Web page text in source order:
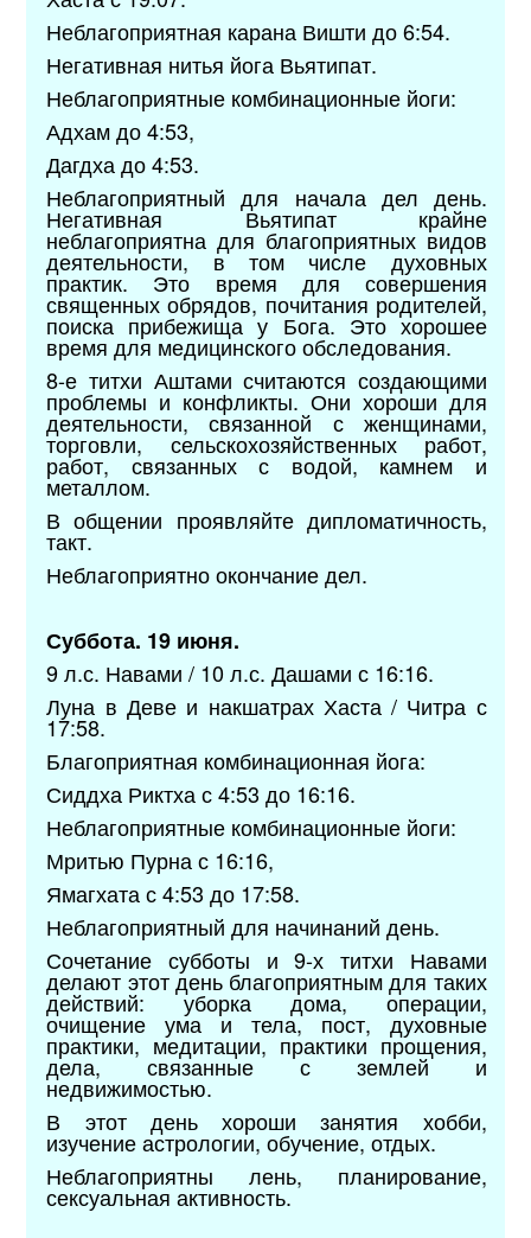
Неблагоприятная карана Вишти до 6:54.
Негативная нитья йога Вьятипат.
Неблагоприятные комбинационные йоги:
Адхам до 4:53,
Дагдха до 4:53.
Неблагоприятный для начала дел день.
Негативная Вьятипат крайне
неблагоприятна для благоприятных видов
деятельности, в том числе духовных
практик. Это время для совершения
священных обрядов, почитания родителей,
поиска прибежища у Бога. Это хорошее
время для медицинского обследования.
8-е титхи Аштами считаются создающими
проблемы и конфликты. Они хороши для
деятельности, связанной с женщинами,
торговли, сельскохозяйственных работ,
работ, связанных с водой, камнем и
металлом.
В общении проявляйте дипломатичность,
такт.
Неблагоприятно окончание дел.
Суббота. 19 июня.
9 л.с. Навами / 10 л.с. Дашами с 16:16.
Луна в Деве и накшатрах Хаста / Читра с
17:58.
Благоприятная комбинационная йога:
Сиддха Риктха с 4:53 до 16:16.
Неблагоприятные комбинационные йоги:
Мритью Пурна с 16:16,
Ямагхата с 4:53 до 17:58.
Неблагоприятный для начинаний день.
Сочетание субботы и 9-х титхи Навами
делают этот день благоприятным для таких
действий: уборка дома, операции,
очищение ума и тела, пост, духовные
практики, медитации, практики прощения,
дела, связанные с землей и
недвижимостью.
В этот день хороши занятия хобби,
изучение астрологии, обучение, отдых.
Неблагоприятны лень, планирование,
сексуальная активность.